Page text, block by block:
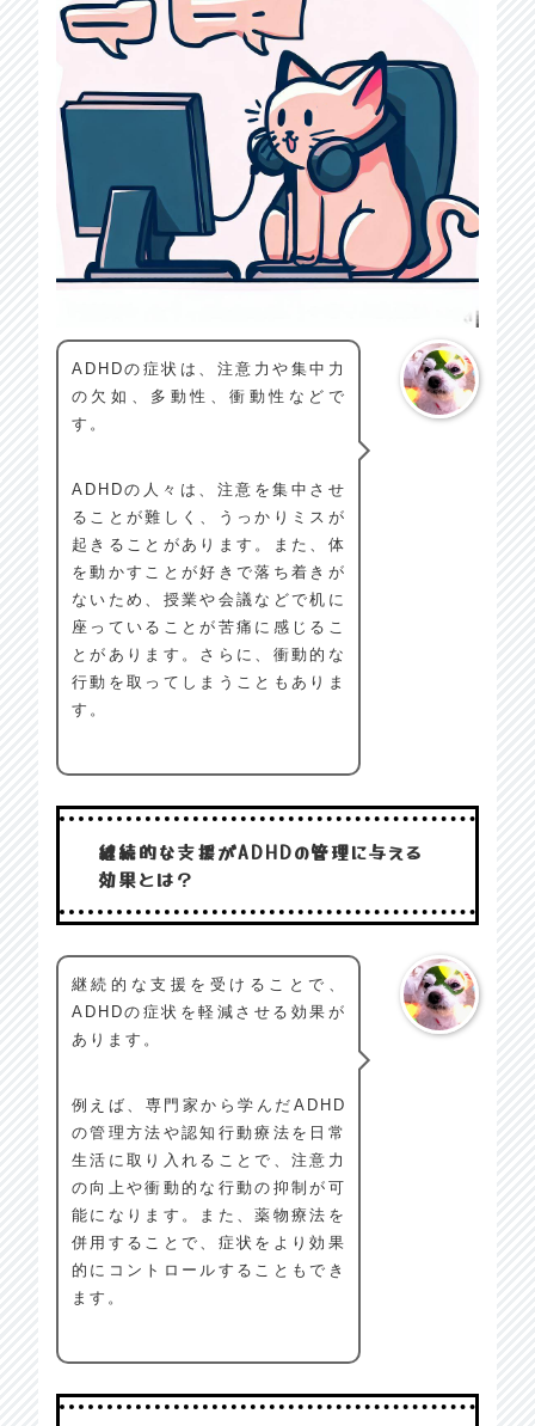
ADHDの症状は、注意力や集中力
の欠如、多動性、衝動性などで
す。
ADHDの人々は、注意を集中させ
ることが難しく、うっかりミスが
起きることがあります。また、体
を動かすことが好きで落ち着きが
ないため、授業や会議などで机に
座っていることが苦痛に感じるこ
とがあります。さらに、衝動的な
行動を取ってしまうこともありま
す。
継続的な支援がADHDの管理に与える
効果とは？
継続的な支援を受けることで、
ADHDの症状を軽減させる効果が
あります。
例えば、専門家から学んだADHD
の管理方法や認知行動療法を日常
生活に取り入れることで、注意力
の向上や衝動的な行動の抑制が可
能になります。また、薬物療法を
併用することで、症状をより効果
的にコントロールすることもでき
ます。